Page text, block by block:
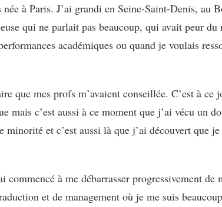
à Paris. J’ai grandi en Seine-Saint-Denis, au
qui ne parlait pas beaucoup, qui avait peur
académiques ou quand je voulais
que mes profs m’avaient conseillée. C’est à ce
mais c’est aussi à ce moment que j’ai vécu un
minorité et c’est aussi là que j’ai découvert que
commencé à me débarrasser progressivement
et de management où je me suis